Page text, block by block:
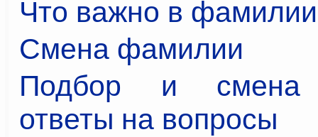
Что важно в фамилии
Смена фамилии
Подбор и смена
ответы на вопросы